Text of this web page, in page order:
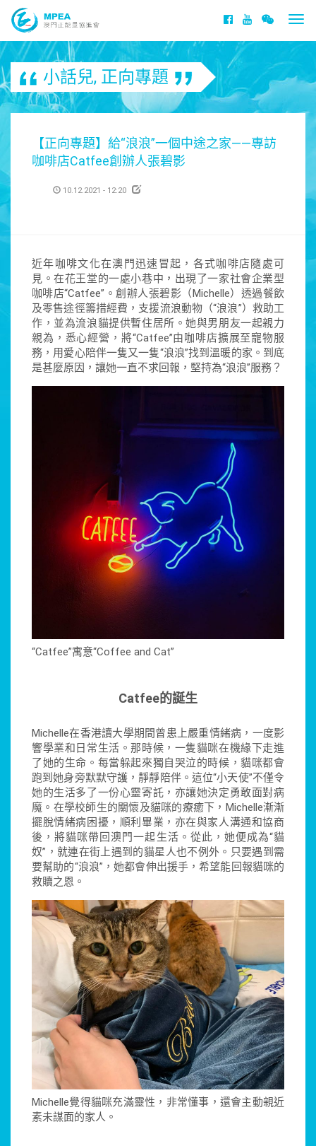
小話兒, 正向專題
【正向專題】給“浪浪”一個中途之家——專訪
咖啡店Catfee創辦人張碧影
10.12.2021 - 12:20
近年咖啡文化在澳門迅速冒起，各式咖啡店隨處可
見。在花王堂的一處小巷中，出現了一家社會企業型
咖啡店“Catfee”。創辦人張碧影（Michelle）透過餐飲
及零售途徑籌措經費，支援流浪動物（“浪浪”）救助工
作，並為流浪貓提供暫住居所。她與男朋友一起親力
親為，悉心經營，將“Catfee”由咖啡店擴展至寵物服
務，用愛心陪伴一隻又一隻“浪浪”找到溫暖的家。到底
是甚麼原因，讓她一直不求回報，堅持為“浪浪”服務？
“Catfee”寓意“Coffee and Cat”
Catfee的誕生
Michelle在香港讀大學期間曾患上嚴重情緒病，一度影
響學業和日常生活。那時候，一隻貓咪在機緣下走進
了她的生命。每當躲起來獨自哭泣的時候，貓咪都會
跑到她身旁默默守護，靜靜陪伴。這位“小天使”不僅令
她的生活多了一份心靈寄託，亦讓她決定勇敢面對病
魔。在學校師生的關懷及貓咪的療癒下，Michelle漸漸
擺脫情緒病困擾，順利畢業，亦在與家人溝通和協商
後，將貓咪帶回澳門一起生活。從此，她便成為“貓
奴”，就連在街上遇到的貓星人也不例外。只要遇到需
要幫助的“浪浪”，她都會伸出援手，希望能回報貓咪的
救贖之恩。
Michelle覺得貓咪充滿靈性，非常懂事，還會主動親近
素未謀面的家人。